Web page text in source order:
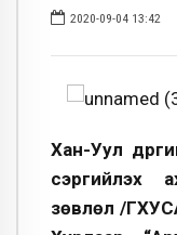
2020-09-04 13:42
Хан-Уул
сэргийлэх
зөвлөл /